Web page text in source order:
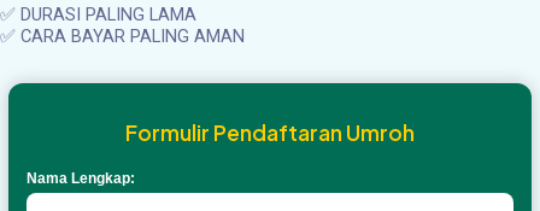
✅ DURASI PALING LAMA
✅ CARA BAYAR PALING AMAN
Formulir Pendaftaran Umroh
Nama Lengkap: